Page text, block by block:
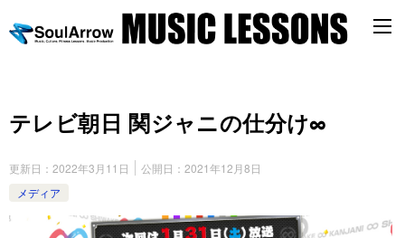
テレビ朝日 関ジャニの仕分け∞
更新日： 2022年3月11日 公開日： 2021年12月8日
メディア